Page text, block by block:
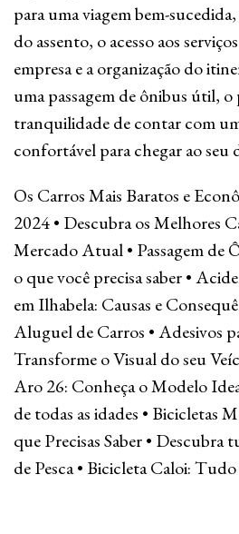
para uma viagem bem-
do assento, o acesso aos
empresa e a organização do
uma passagem de ônibus útil, o
tranquilidade de contar com
confortável para chegar ao seu
Os Carros Mais Baratos e
2024• Descubra os Melhores
Mercado Atual• Passagem
o que você precisa saber•
em Ilhabela: Causas e
Aluguel de Carros •Adesivos
Transforme o Visual do seu
Aro 26: Conheça o Modelo
de todas as idades • Bicicletas
que Precisas Saber• Descubra
de Pesca• Bicicleta Caloi: Tudo